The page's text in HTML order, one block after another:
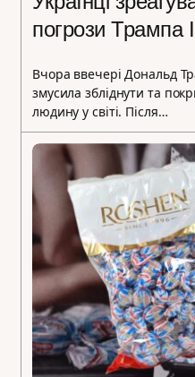
погрози Трампа
Вчора ввечері Дональд
змусила збліднути та
людину у світі. Після…